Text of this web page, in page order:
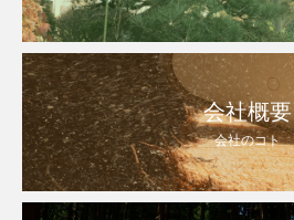
会社概要
会社のコト